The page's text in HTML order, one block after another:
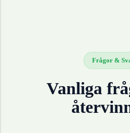
Frågor &
Vanliga